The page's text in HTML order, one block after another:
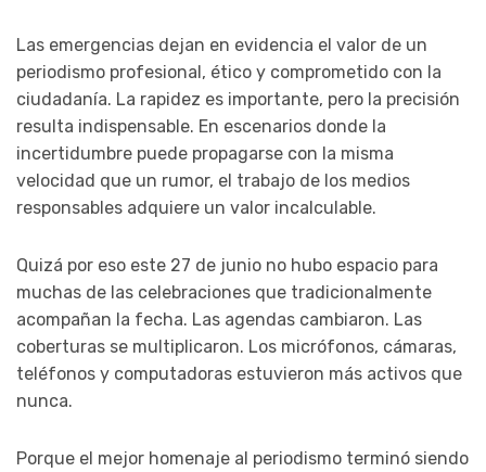
Las emergencias dejan en evidencia el valor de un
periodismo profesional, ético y comprometido con la
ciudadanía. La rapidez es importante, pero la precisión
resulta indispensable. En escenarios donde la
incertidumbre puede propagarse con la misma
velocidad que un rumor, el trabajo de los medios
responsables adquiere un valor incalculable.
Quizá por eso este 27 de junio no hubo espacio para
muchas de las celebraciones que tradicionalmente
acompañan la fecha. Las agendas cambiaron. Las
coberturas se multiplicaron. Los micrófonos, cámaras,
teléfonos y computadoras estuvieron más activos que
nunca.
Porque el mejor homenaje al periodismo terminó siendo